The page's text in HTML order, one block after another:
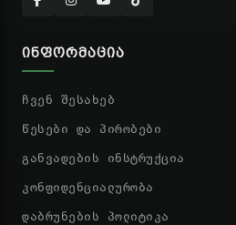
ᲘᲜᲤᲝᲠᲛᲐᲪᲘᲐ
ჩვენ შესახებ
წესები და პირობები
განვადების ინსტრუქცია
კონფიდენციალურობა
დაბრუნების პოლიტიკა